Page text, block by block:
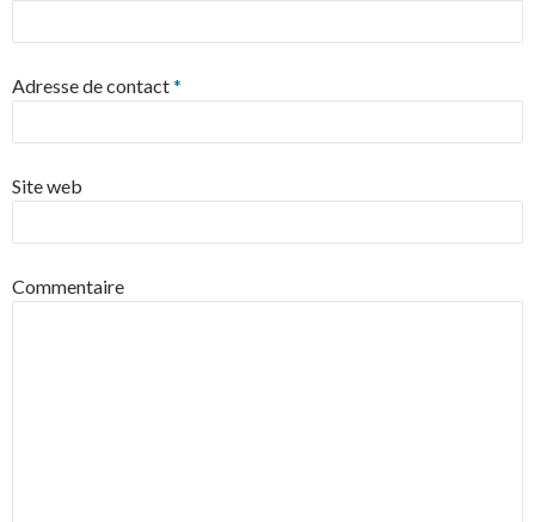
Adresse de contact*
Site web
Commentaire